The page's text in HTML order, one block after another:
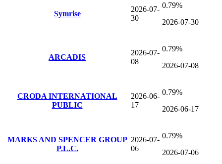
Symrise
2026-07-
30
0.79%
2026-07-30
ARCADIS
2026-07-
08
0.79%
2026-07-08
CRODA INTERNATIONAL
PUBLIC
2026-06-
17
0.79%
2026-06-17
MARKS AND SPENCER GROUP
P.L.C.
2026-07-
06
0.79%
2026-07-06